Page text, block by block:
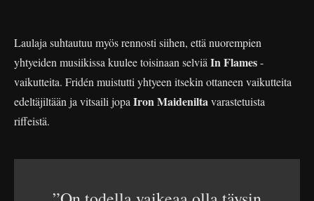
Laulaja suhtautuu myös rennosti siihen, että nuorempien
yhtyeiden musiikissa kuulee toisinaan selviäIn Flames-
vaikutteita. Fridén muistutti yhtyeen itsekin ottaneen vaikutteita
edeltäjiltään ja vitsaili jopaIron Maideniltavarastetuista
riffeistä.